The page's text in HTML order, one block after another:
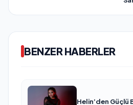
BENZER HABERLER
Helin’den Güçlü